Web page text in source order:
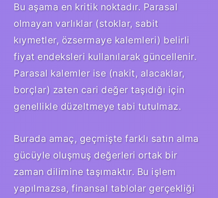
Bu aşama en kritik noktadır. Parasal
olmayan varlıklar (stoklar, sabit
kıymetler, özsermaye kalemleri) belirli
fiyat endeksleri kullanılarak güncellenir.
Parasal kalemler ise (nakit, alacaklar,
borçlar) zaten cari değer taşıdığı için
genellikle düzeltmeye tabi tutulmaz.
Burada amaç, geçmişte farklı satın alma
gücüyle oluşmuş değerleri ortak bir
zaman dilimine taşımaktır. Bu işlem
yapılmazsa, finansal tablolar gerçekliği